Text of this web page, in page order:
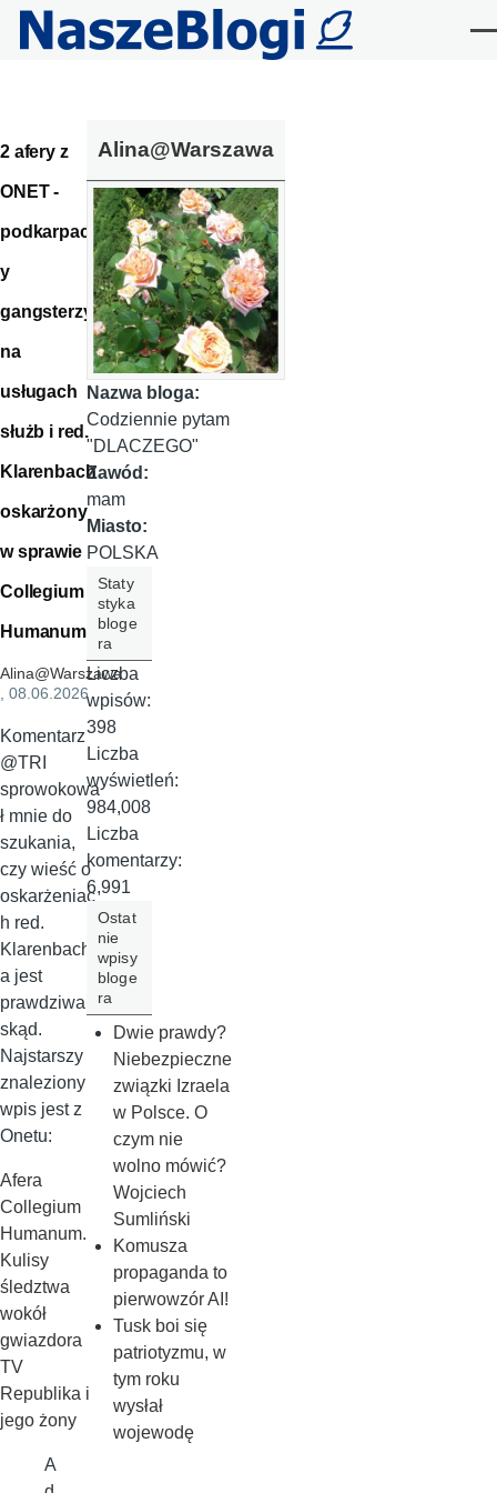
Przejdź do treści
2 afery z
ONET -
podkarpacc
y
gangsterzy
na
usługach
służb i red.
Klarenbach
oskarżony
w sprawie
Collegium
Humanum
Alina@Warszawa
, 08.06.2026
Komentarz
@TRI
sprowokowa
ł mnie do
szukania,
czy wieść o
oskarżeniac
h red.
Klarenbach
a jest
prawdziwa i
skąd.
Najstarszy
znaleziony
wpis jest z
Onetu:
Afera
Collegium
Humanum.
Kulisy
śledztwa
wokół
gwiazdora
TV
Republika i
jego żony
A
Alina@Warszawa
Nazwa bloga:
Codziennie pytam
"DLACZEGO"
Zawód:
mam
Miasto:
POLSKA
Staty
styka
bloge
ra
Liczba
wpisów:
398
Liczba
wyświetleń:
984,008
Liczba
komentarzy:
6,991
Ostat
nie
wpisy
bloge
ra
Dwie prawdy?
Niebezpieczne
związki Izraela
w Polsce. O
czym nie
wolno mówić?
Wojciech
Sumliński
Komusza
propaganda to
pierwowzór AI!
Tusk boi się
patriotyzmu, w
tym roku
wysłał
wojewodę